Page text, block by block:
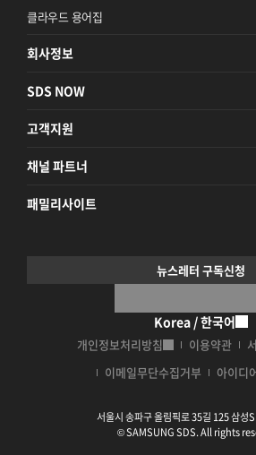
클라우드 용어집
회사정보
SDS NOW
고객지원
채널 파트너
패밀리사이트
뉴스레터 구독신청
Korea / 한국어
개인정보처리방침 이용약관
이메일무단수집거부
아이디
서울시 송파구 올림픽로 35길 125 삼성
© SAMSUNG SDS. All rights